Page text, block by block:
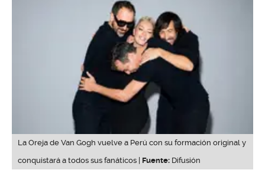
La Oreja de Van Gogh vuelve a Perú con su formación original y
conquistará a todos sus fanáticos | Fuente: Difusión